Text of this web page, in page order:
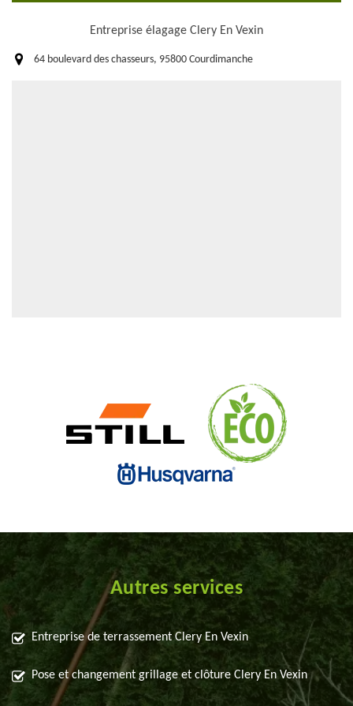
Entreprise élagage Clery En Vexin
64 boulevard des chasseurs, 95800 Courdimanche
Autres services
Entreprise de terrassement Clery En Vexin
Pose et changement grillage et clôture Clery En Vexin